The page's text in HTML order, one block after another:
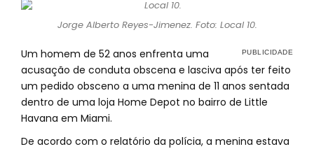
Jorge Alberto Reyes-Jimenez. Foto: Local 10.
Um homem de 52 anos enfrenta uma
acusação de conduta obscena e lasciva após ter feito
um pedido obsceno a uma menina de 11 anos sentada
dentro de uma loja Home Depot no bairro de Little
Havana em Miami.
De acordo com o relatório da polícia, a menina estava